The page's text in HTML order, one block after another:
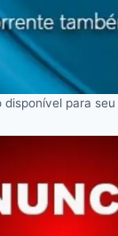
disponível para